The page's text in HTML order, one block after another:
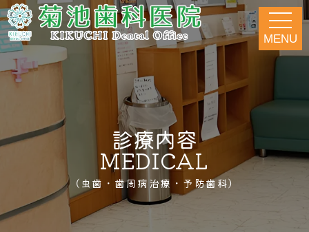
MENU
診療内容
MEDICAL
（虫歯・歯周病治療・予防歯科）